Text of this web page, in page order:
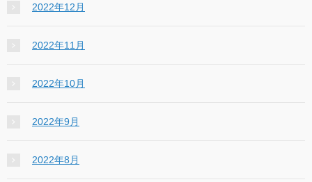
2022年12月
2022年11月
2022年10月
2022年9月
2022年8月